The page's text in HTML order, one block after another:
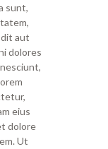
sunt,
aut
dolores
eius
dolore
Ut